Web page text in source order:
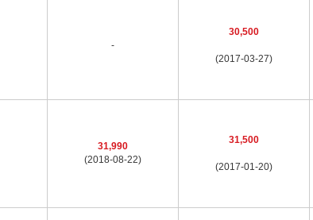
-
30,500
(2017-03-27)
31,990
(2018-08-22)
31,500
(2017-01-20)